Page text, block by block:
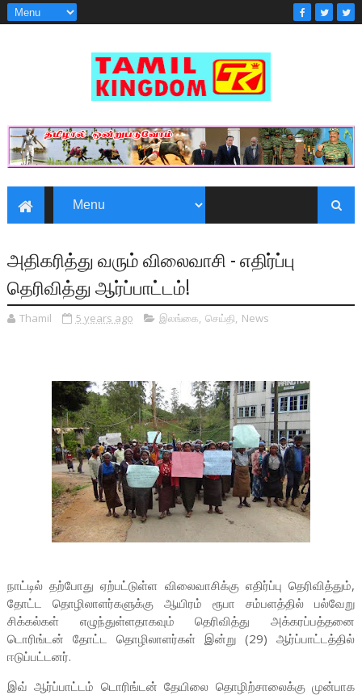
அதிகரித்து வரும் விலைவாசி - எதிர்ப்பு
தெரிவித்து ஆர்ப்பாட்டம்!
Thamil 5 years ago இலங்கை, செய்தி, News
நாட்டில் தற்போது ஏற்பட்டுள்ள விலைவாசிக்கு எதிர்ப்பு தெரிவித்தும்,
தோட்ட தொழிலாளர்களுக்கு ஆயிரம் ரூபா சம்பளத்தில் பல்வேறு
சிக்கல்கள் எழுந்துள்ளதாகவும் தெரிவித்து அக்கரப்பத்தனை
டொரிங்டன் தோட்ட தொழிலாளர்கள் இன்று (29) ஆர்ப்பாட்டத்தில்
ஈடுப்பட்டனர்.
இவ் ஆர்ப்பாட்டம் டொரிங்டன் தேயிலை தொழிற்சாலைக்கு முன்பாக